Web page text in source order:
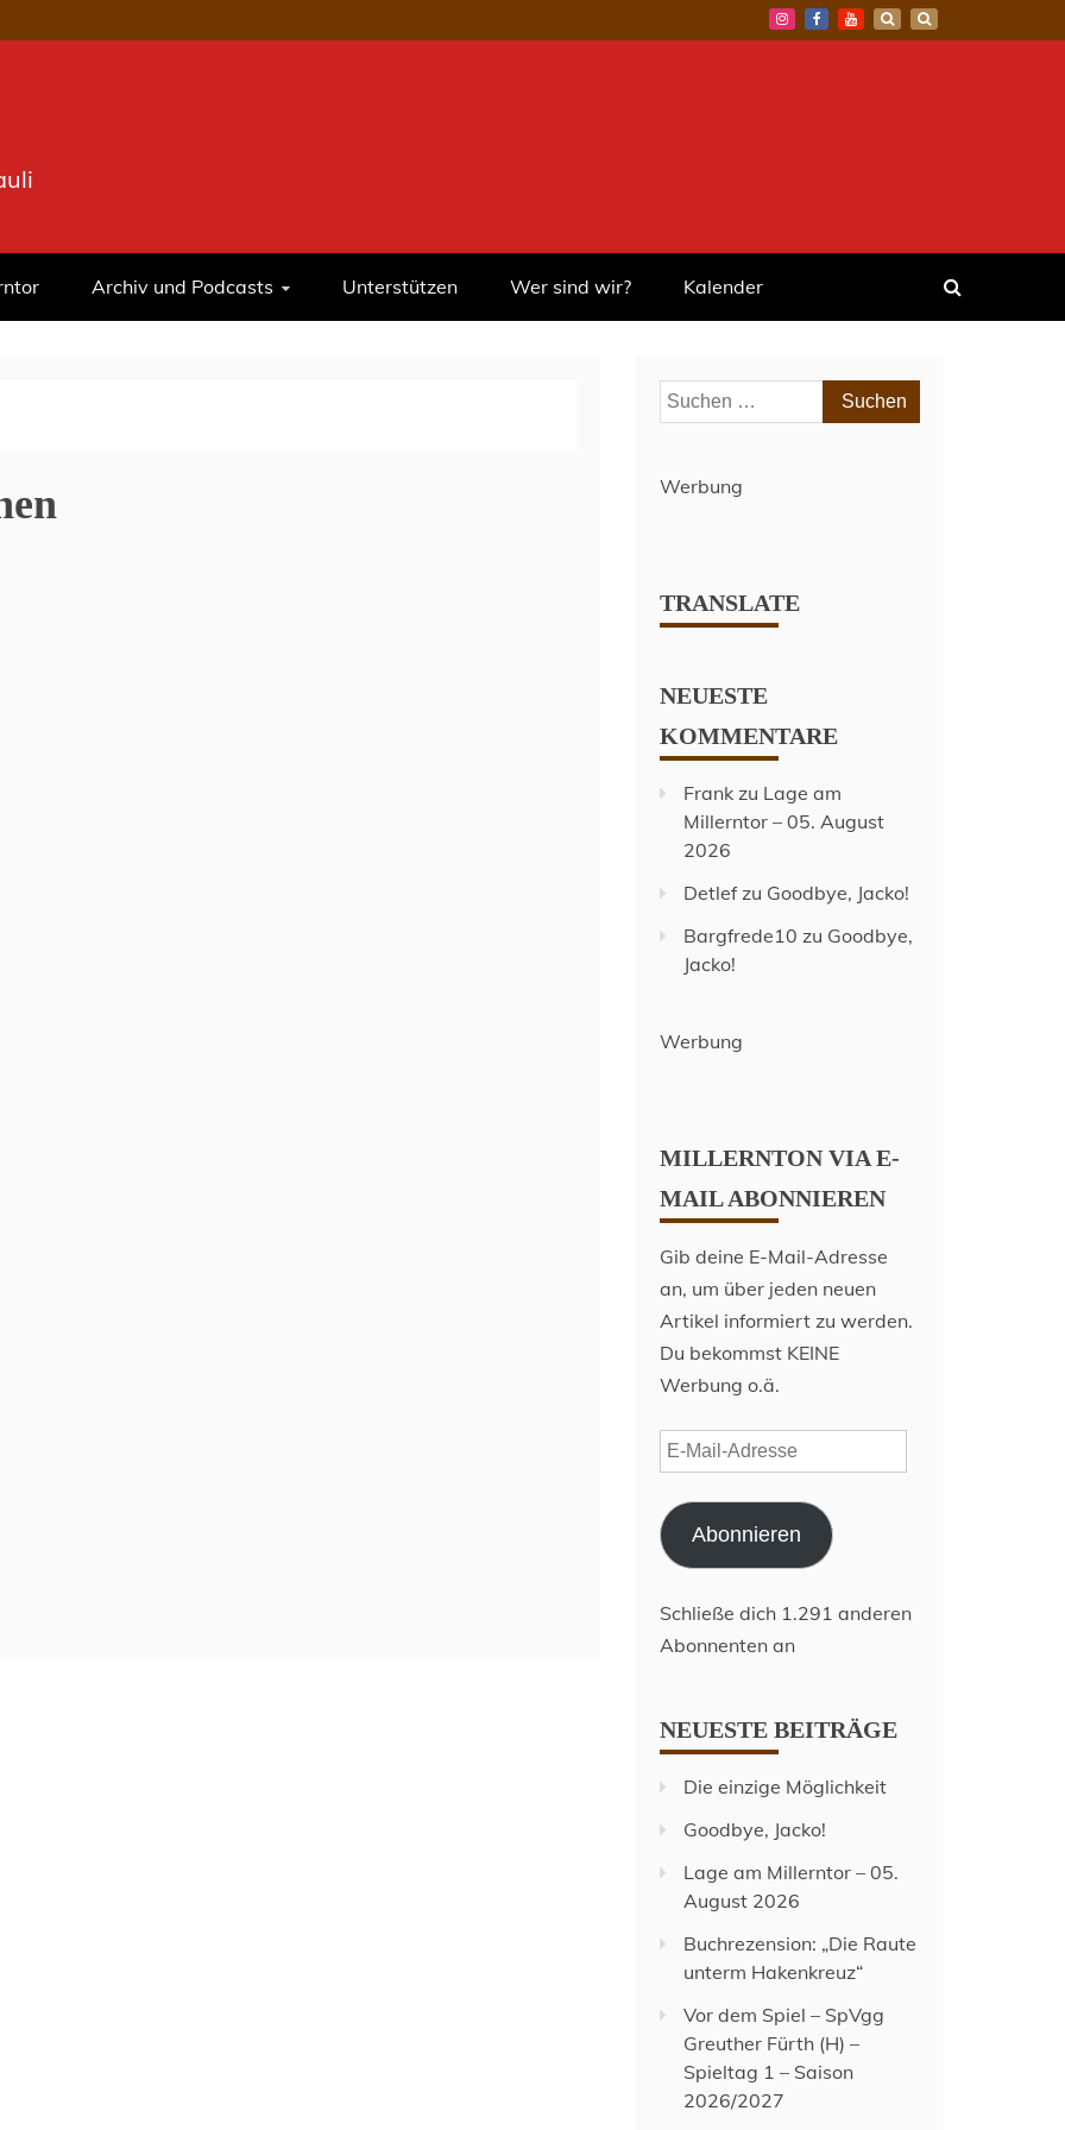
Archiv und Podcasts Unterstützen Wer sind wir? Kalender
Suchen
nach:
Werbung
TRANSLATE
NEUESTE
KOMMENTARE
Frank zu Lage am
Millerntor – 05. August
2026
Detlefzu Goodbye, Jacko!
Bargfrede10 zu Goodbye,
Jacko!
Werbung
MILLERNTON VIA E-
MAIL ABONNIEREN
Gib deine E-Mail-Adresse
an, um über jeden neuen
Artikel informiert zu werden.
Du bekommst KEINE
Werbung o.ä.
E-
Mail-
Adresse
Abonnieren
Schließe dich 1.291 anderen
Abonnenten an
NEUESTE BEITRÄGE
Die einzige Möglichkeit
Goodbye, Jacko!
Lage am Millerntor – 05.
August 2026
Buchrezension: „Die Raute
unterm Hakenkreuz“
Vor dem Spiel – SpVgg
Greuther Fürth (H) –
Spieltag 1 – Saison
2026/2027